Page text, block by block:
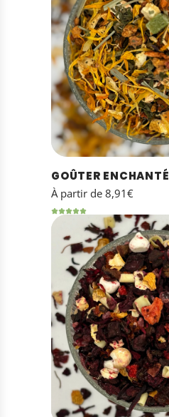
GOÛTER ENCHANTÉ
À partir de 8,91€